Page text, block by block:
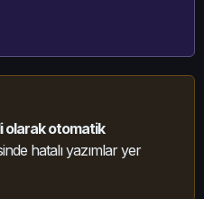
olarak otomatik
hatalı yazımlar yer